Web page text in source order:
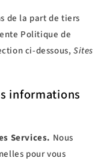
de la part de tiers
Politique de
ci-dessous,Sites
informations
Services. Nous
pour vous